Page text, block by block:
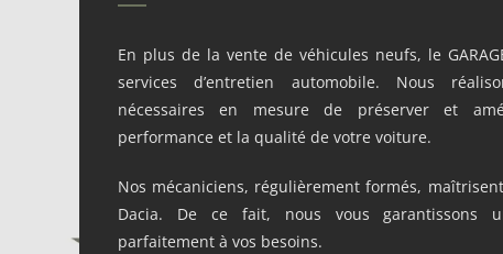
En plus de la vente de véhicules neufs, le GARAGE
services d’entretien automobile. Nous
nécessaires en mesure de préserver et
performance et la qualité de votre voiture.
Nos mécaniciens, régulièrement formés,
Dacia. De ce fait, nous vous garantissons
parfaitement à vos besoins.